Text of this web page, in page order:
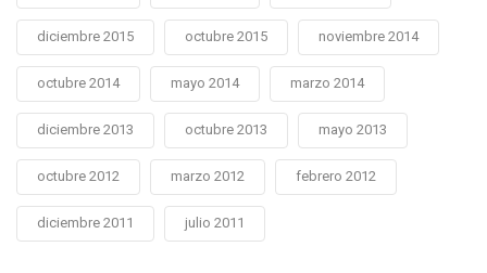
diciembre 2015 octubre 2015 noviembre 2014
octubre 2014 mayo 2014 marzo 2014
diciembre 2013 octubre 2013 mayo 2013
octubre 2012 marzo 2012 febrero 2012
diciembre 2011 julio 2011